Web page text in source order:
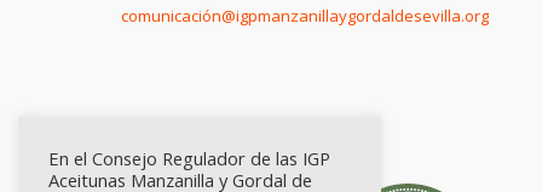
comunicación@igpmanzanillaygordaldesevilla.org
En el Consejo Regulador de las IGP
Aceitunas Manzanilla y Gordal de